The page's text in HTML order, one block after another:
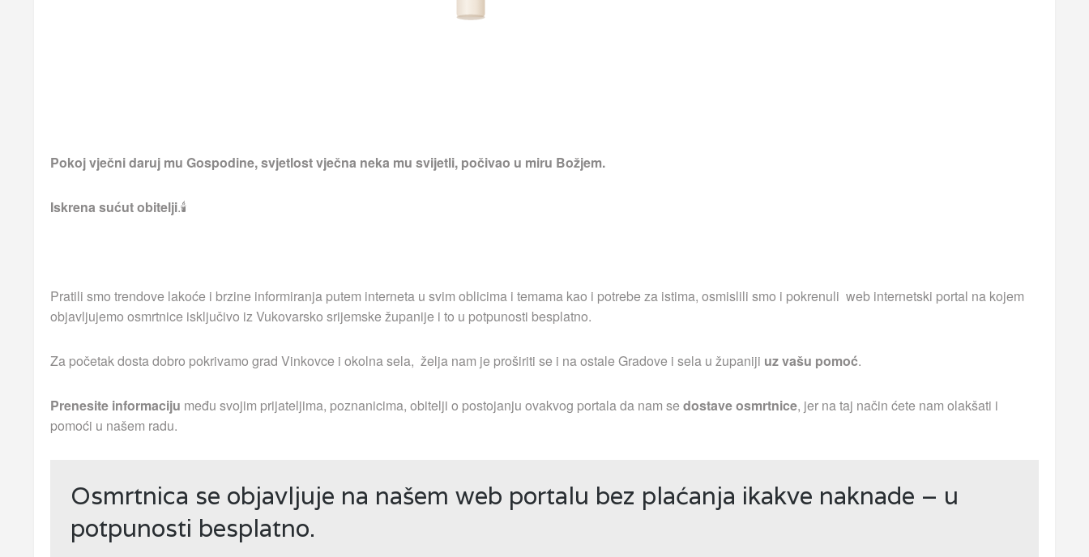
Pokoj vječni daruj mu Gospodine, svjetlost vječna neka mu svijetli, počivao u miru Božjem.
Iskrena sućut obitelji.🕯
Pratili smo trendove lakoće i brzine informiranja putem interneta u svim oblicima i temama kao i potrebe za istima, osmislili smo i pokrenuli web internetski portal na kojem
objavljujemo osmrtnice isključivo iz Vukovarsko srijemske županije i to u potpunosti besplatno.
Za početak dosta dobro pokrivamo grad Vinkovce i okolna sela, želja nam je proširiti se i na ostale Gradove i sela u županiji uz vašu pomoć.
Prenesite informaciju među svojim prijateljima, poznanicima, obitelji o postojanju ovakvog portala da nam sedostave osmrtnice, jer na taj način ćete nam olakšati i
pomoći u našem radu.
Osmrtnica se objavljuje na našem web portalu bez plaćanja ikakve naknade – u
potpunosti besplatno.